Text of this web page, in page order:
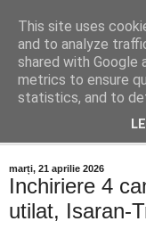
Distinct
Adrian Cocis 0742
marți, 21 aprilie 2026
Inchiriere 4
utilat, Isaran-
This site uses
and to analyze
shared with Google
metrics to ensure
statistics, and to